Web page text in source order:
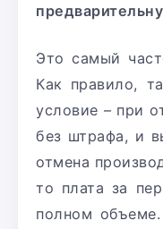
Это самый
Как правило,
условие – при
без штрафа, и
отмена
то плата за
полном